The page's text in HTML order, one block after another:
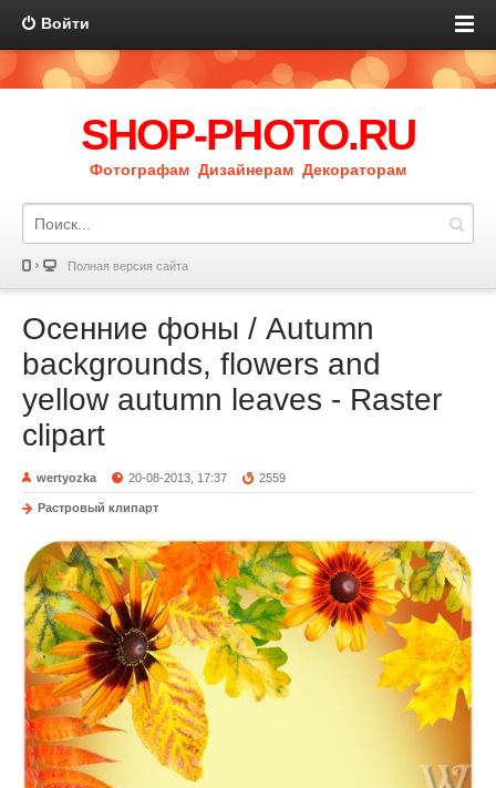
Войти
SHOP-PHOTO.RU
Фотографам Дизайнерам Декораторам
Полная версия сайта
Осенние фоны / Autumn
backgrounds, flowers and
yellow autumn leaves - Raster
clipart
wertyozka 20-08-2013, 17:37 2559
Растровый клипарт